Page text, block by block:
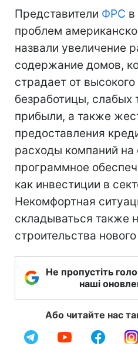
Представители ФРС в
проблем
назвали увеличение
содержание домов,
страдает от
безработицы, слабых
прибыли, а также
предоставления
расходы компаний на
программное
как инвестиции в
Некомфортная
складываться также
строительства
Не пропустіть
наші
Або читайте нас